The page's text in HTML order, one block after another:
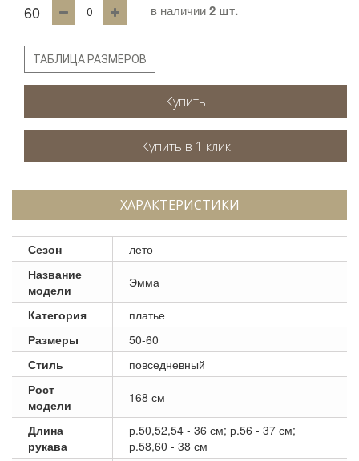
60 в наличии2 шт.
ТАБЛИЦА РАЗМЕРОВ
Купить
ХАРАКТЕРИСТИКИ
Сезон
лето
Название
модели
Эмма
Категория
платье
Размеры
50-60
Стиль
повседневный
Рост
модели
168 см
Длина
рукава
р.50,52,54 - 36 см; р.56 - 37 см;
р.58,60 - 38 см